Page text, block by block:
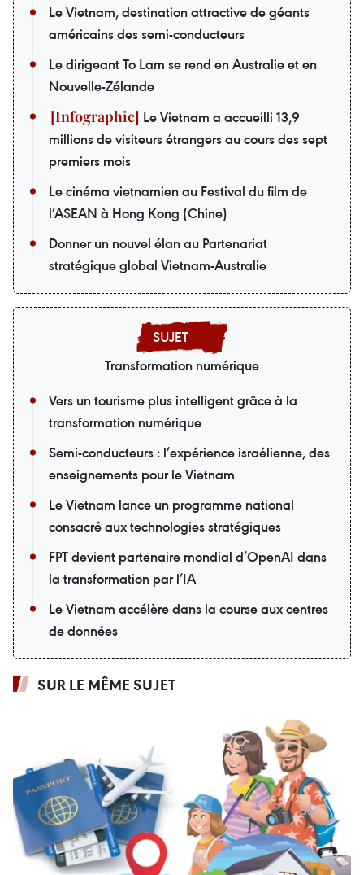
Le Vietnam, destination attractive de géants
américains des semi-conducteurs
Le dirigeant To Lam se rend en Australie et en
Nouvelle-Zélande
Le Vietnam a accueilli 13,9
millions de visiteurs étrangers au cours des sept
premiers mois
Le cinéma vietnamien au Festival du film de
l’ASEAN à Hong Kong (Chine)
Donner un nouvel élan au Partenariat
stratégique global Vietnam-Australie
Transformation numérique
Vers un tourisme plus intelligent grâce à la
transformation numérique
Semi-conducteurs : l’expérience israélienne, des
enseignements pour le Vietnam
Le Vietnam lance un programme national
consacré aux technologies stratégiques
FPT devient partenaire mondial d’OpenAI dans
la transformation par l’IA
Le Vietnam accélère dans la course aux centres
de données
SUR LE MÊME SUJET